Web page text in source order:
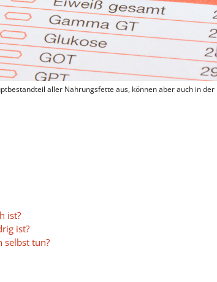
aller Nahrungsfette aus, können aber auch in
ist?
ist?
selbst tun?